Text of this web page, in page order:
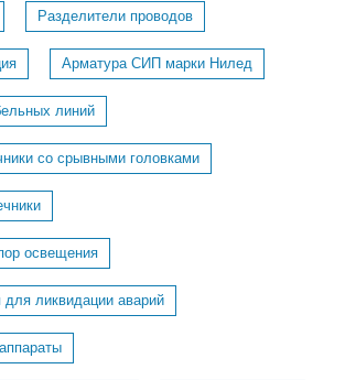
Разделители проводов
Арматура СИП марки Нилед
линий
со срывными головками
освещения
ликвидации аварий